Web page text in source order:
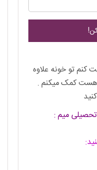
کنم تو خونه علاوه
هست کمک میکنم .
میم :